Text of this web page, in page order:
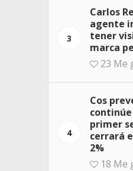
3
Carlos
agente
tener
marca
23 Me
4
Cos
primer
cerrará
2%
18 Me